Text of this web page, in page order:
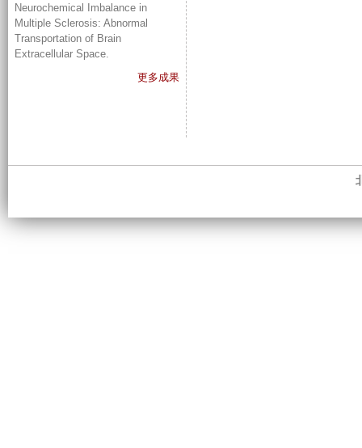
Neurochemical Imbalance in
Multiple Sclerosis: Abnormal
Transportation of Brain
Extracellular Space.
更多成果